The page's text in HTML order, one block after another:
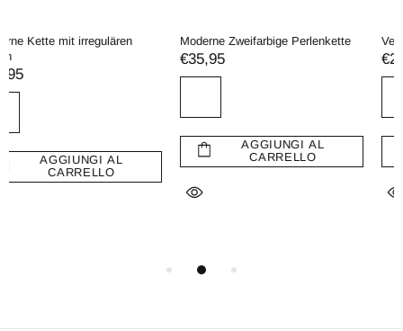
Moderne Zweifarbige Perlenkette
€35,95
CARRELLO
Verstellbare Kette
€29,95
AGGIUNGI AL
CARRELLO